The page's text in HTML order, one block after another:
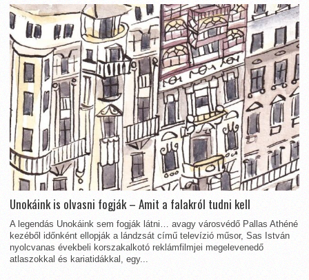
Unokáink is olvasni fogják – Amit a falakról tudni kell
A legendás Unokáink sem fogják látni… avagy városvédő Pallas Athéné
kezéből időnként ellopják a lándzsát című televízió műsor, Sas István
nyolcvanas évekbeli korszakalkotó reklámfilmjei megelevenedő
atlaszokkal és kariatidákkal, egy...